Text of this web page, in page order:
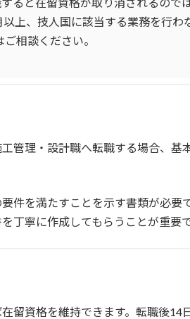
上、技人国に該当する業務を行
相談ください。
管理・設計職へ転職する場合、
件を満たすことを示す書類が必要
丁寧に作成してもらうことが重要
留資格を維持できます。転職後